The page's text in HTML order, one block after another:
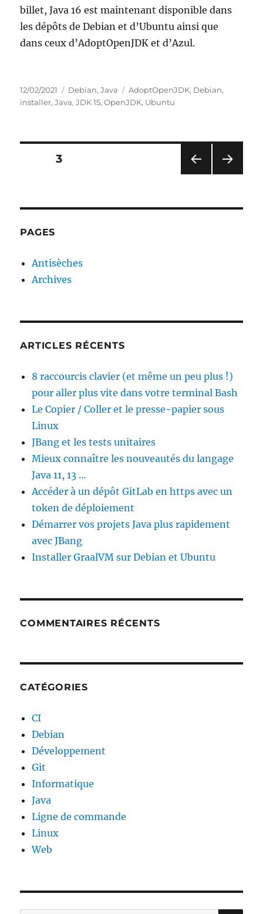
billet, Java 16 est maintenant disponible dans
les dépôts de Debian et d’Ubuntu ainsi que
dans ceux d’AdoptOpenJDK et d’Azul.
Publié
le
12/02/2021 Catégories
Debian,Java Étiquettes
AdoptOpenJDK, Debian,
installer,Java,JDK 15,OpenJDK, Ubuntu
Pagination
publications
CÉD
PAGE3
ANT
PAGES
Antisèches
Archives
ARTICLES RÉCENTS
8 raccourcis clavier (et même un peu plus !)
pour aller plus vite dans votre terminal Bash
Le Copier / Coller et le presse-papier sous
Linux
JBang et les tests unitaires
Mieux connaître les nouveautés du langage
Java 11, 13 …
Accéder à un dépôt GitLab en https avec un
token de déploiement
Démarrer vos projets Java plus rapidement
avec JBang
Installer GraalVM sur Debian et Ubuntu
COMMENTAIRES RÉCENTS
CATÉGORIES
CI
Debian
Développement
Git
Informatique
Java
Ligne de commande
Linux
Web